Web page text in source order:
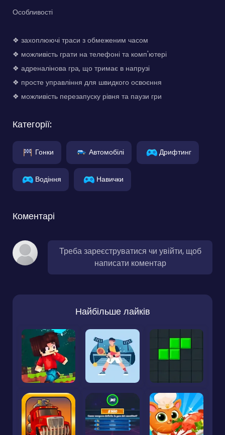
Особливості
❖ захоплюючі траси з обмеженим часом
❖ можливість грати на телефоні та комп'ютері
❖ адреналінова гра, що тримає в напрузі
❖ просте управління для швидкого освоєння
❖ можливість перезапуску рівня та паузи гри
Категорії:
Гонки Автомобілі Дрифтинг
Водіння Навички
Коментарі
Треба зареєструватися чи увійти, щоб
написати коментар
Найбільше лайків